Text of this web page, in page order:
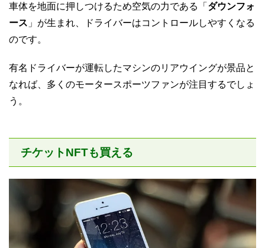
車体を地面に押しつけるため空気の力である「 ダウンフォ
ース 」が生まれ、ドライバーはコントロールしやすくなる
のです。
有名ドライバーが運転したマシンのリアウイングが景品と
なれば、多くのモータースポーツファンが注目するでしょ
う。
チケットNFTも買える